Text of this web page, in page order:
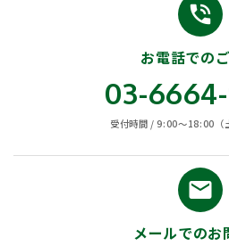
phone_in_talk
お電話での
03-
受付時間 / 9:00〜18:00（
email
メールでのお